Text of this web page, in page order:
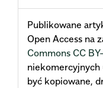
Publikowane
Open Access na
Commons CC
niekomercyjnych
być kopiowane,